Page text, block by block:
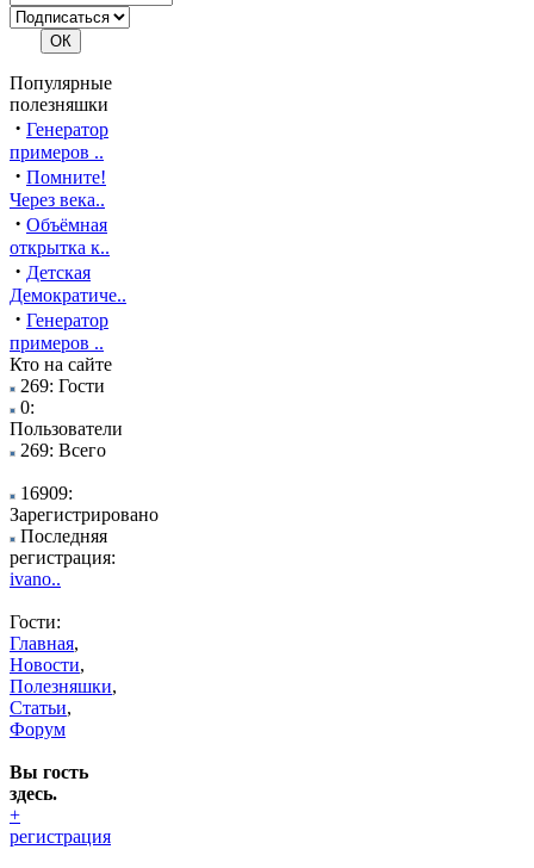
Популярные
полезняшки
· Генератор
примеров ..
· Помните!
Через века..
· Объёмная
открытка к..
· Детская
Демократиче..
· Генератор
примеров ..
Кто на сайте
269: Гости
0:
Пользователи
269: Всего
16909:
Зарегистрировано
Последняя
регистрация:
ivano..
Гости:
Главная,
Новости,
Полезняшки,
Статьи,
Форум
Вы гость
здесь.
+
регистрация